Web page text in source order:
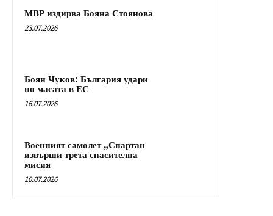
МВР издирва Бояна Стоянова
23.07.2026
Боян Чуков: България удари
по масата в ЕС
16.07.2026
Военният самолет „Спартан
извърши трета спасителна
мисия
10.07.2026